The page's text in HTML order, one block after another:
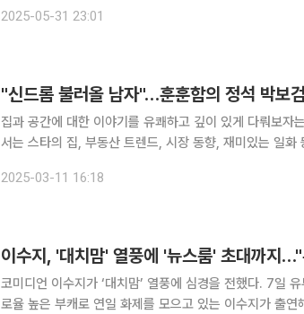
길을 끈다. 서경덕 교수는 “그냥 오누이라 해도 믿을
2025-05-31 23:01
집과 공간에 대한 이야기를 유쾌하고 깊이 있게 다뤄보자
서는 스타의 집, 부동산 트렌드, 시장 동향, 재미있는 일화
배우 박보검. 그는 데뷔 이후 꾸준한 성장을 거듭하며 ‘대
2025-03-11 16:18
이수지, '대치맘' 열풍에 '뉴스룸' 초대까지
코미디언 이수지가 ‘대치맘’ 열풍에 심경을 전했다. 7일 유튜브 채널 ‘정준하하하’에서는 최근 싱크
로율 높은 부캐로 연일 화제를 모으고 있는 이수지가 출연해 다양